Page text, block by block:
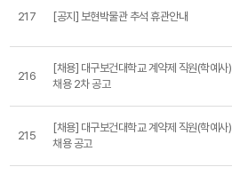
217 [공지] 보현박물관 추석 휴관안내
216
[채용] 대구보건대학교 계약제 직원(학예사)
채용 2차 공고
215
[채용] 대구보건대학교 계약제 직원(학예사)
채용 공고